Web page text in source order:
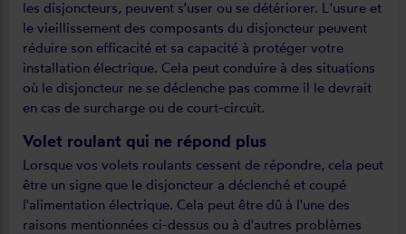
les disjoncteurs, peuvent s'user ou se détériorer. L'usure et
le vieillissement des composants du disjoncteur peuvent
réduire son efficacité et sa capacité à protéger votre
installation électrique. Cela peut conduire à des situations
où le disjoncteur ne se déclenche pas comme il le devrait
en cas de surcharge ou de court-circuit.
Volet roulant qui ne répond plus
Lorsque vos volets roulants cessent de répondre, cela peut
être un signe que le disjoncteur a déclenché et coupé
l'alimentation électrique. Cela peut être dû à l'une des
raisons mentionnées ci-dessus ou à d'autres problèmes